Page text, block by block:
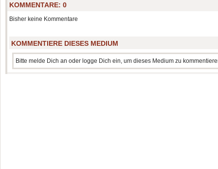
KOMMENTARE:0
Bisher keine Kommentare
KOMMENTIERE DIESES MEDIUM
Bitte melde Dich an oder logge Dich ein, um dieses Medium zu